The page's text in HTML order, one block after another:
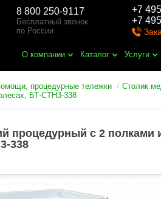
8 800 250-9117
Бесплатный звонок
по России
+7
+7
О компании Каталог Услуги
процедурные тележки
Столик
БТ-СТН3-338
процедурный с 2
338